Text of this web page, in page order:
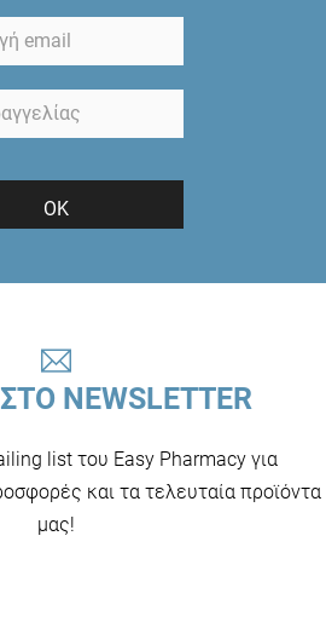
ΟΚ
NEWSLETTER
list του Easy Pharmacy για
και τα τελευταία προϊόντα
μας!